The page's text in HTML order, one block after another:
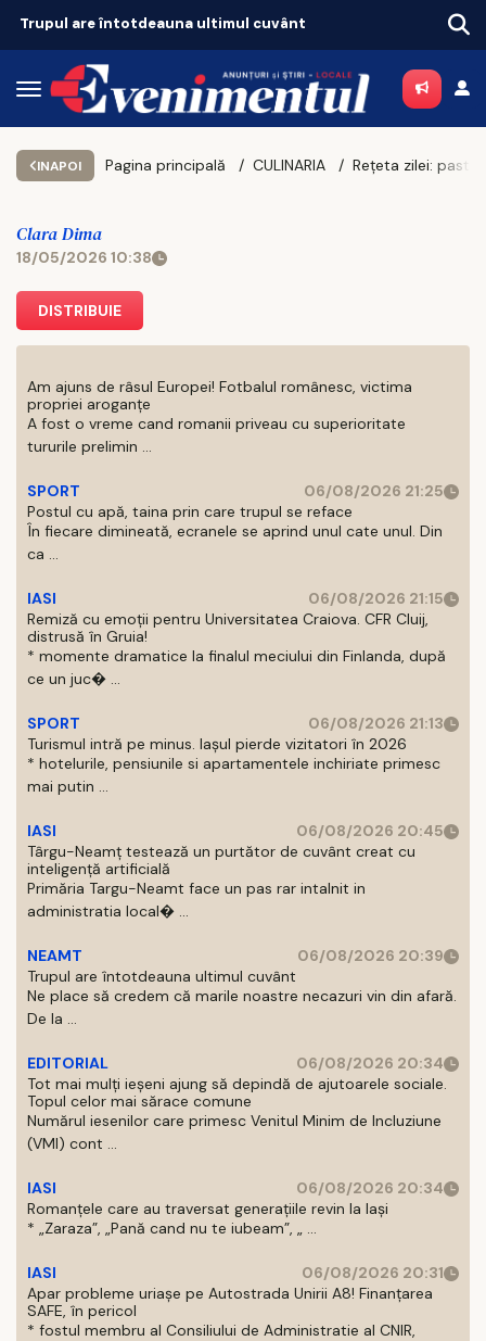
întotdeauna ultimul cuvânt
INAPOI Pagina principală CULINARIA
Clara Dima
18/05/2026 10:38
DISTRIBUIE
Am ajuns de râsul Europei! Fotbalul românesc, victima
propriei aroganțe
A fost o vreme cand romanii priveau cu superioritate
tururile prelimin ...
SPORT
06/08/2026 21:25
Postul cu apă, taina prin care trupul se reface
În fiecare dimineată, ecranele se aprind unul cate unul. Din
ca ...
IASI
06/08/2026 21:15
Remiză cu emoții pentru Universitatea Craiova. CFR Cluij,
distrusă în Gruia!
* momente dramatice la finalul meciului din Finlanda, după
ce un juc� ...
SPORT
06/08/2026 21:13
Turismul intră pe minus. Iașul pierde vizitatori în 2026
* hotelurile, pensiunile si apartamentele inchiriate primesc
mai putin ...
IASI
06/08/2026 20:45
Târgu-Neamț testează un purtător de cuvânt creat cu
inteligență artificială
Primăria Targu-Neamt face un pas rar intalnit in
administratia local� ...
NEAMT
06/08/2026 20:39
Trupul are întotdeauna ultimul cuvânt
Ne place să credem că marile noastre necazuri vin din afară.
De la ...
EDITORIAL
06/08/2026 20:34
Tot mai mulți ieșeni ajung să depindă de ajutoarele sociale.
Topul celor mai sărace comune
Numărul iesenilor care primesc Venitul Minim de Incluziune
(VMI) cont ...
IASI
06/08/2026 20:34
Romanțele care au traversat generațiile revin la Iași
* „Zaraza”, „Pană cand nu te iubeam”, „ ...
IASI
06/08/2026 20:31
Apar probleme uriașe pe Autostrada Unirii A8! Finanțarea
SAFE, în pericol
* fostul membru al Consiliului de Administratie al CNIR,